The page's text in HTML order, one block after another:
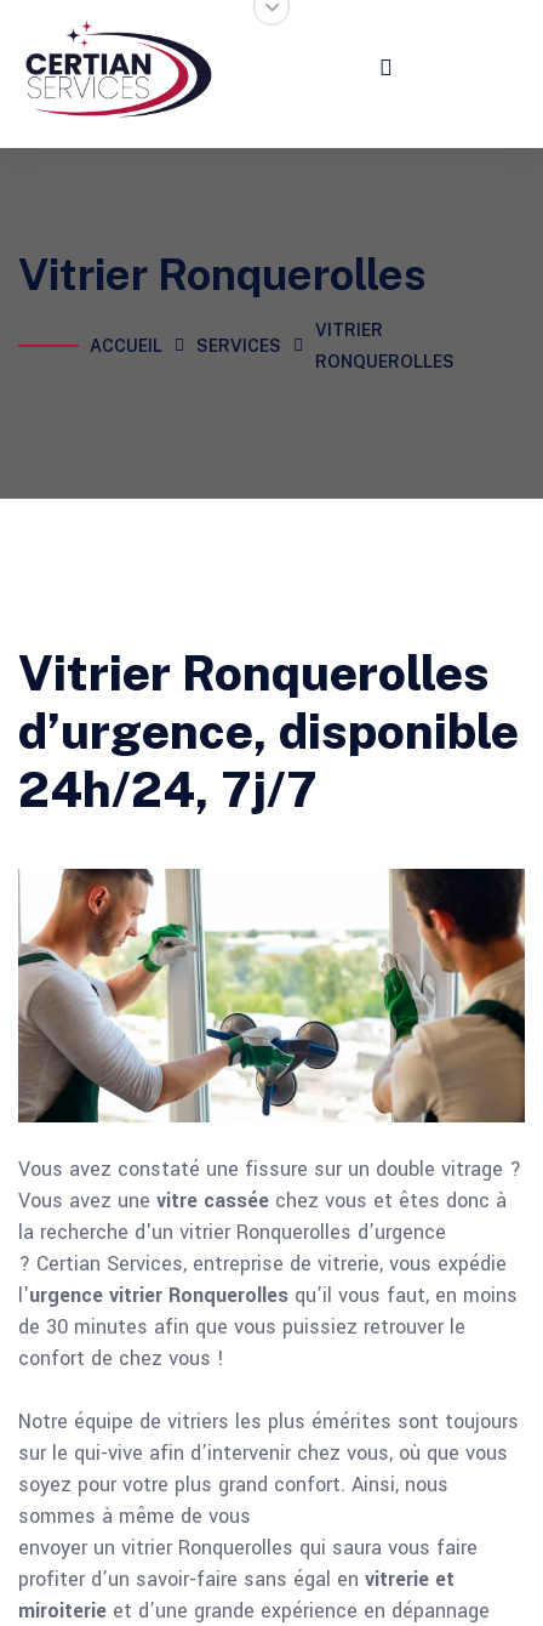
Vitrier Ronquerolles
ACCUEIL SERVICES
VITRIER
RONQUEROLLES
Vitrier Ronquerolles
d’urgence, disponible
24h/24, 7j/7
Vous avez constaté une fissure sur un double vitrage ?
Vous avez une vitre cassée chez vous et êtes donc à
la recherche d'un vitrier Ronquerolles d’urgence
? Certian Services, entreprise de vitrerie, vous expédie
l'urgence vitrier Ronquerolles qu’il vous faut, en moins
de 30 minutes afin que vous puissiez retrouver le
confort de chez vous !
Notre équipe de vitriers les plus émérites sont toujours
sur le qui-vive afin d’intervenir chez vous, où que vous
soyez pour votre plus grand confort. Ainsi, nous
sommes à même de vous
envoyer un vitrier Ronquerolles qui saura vous faire
profiter d’un savoir-faire sans égal en vitrerie et
miroiterie et d’une grande expérience en dépannage